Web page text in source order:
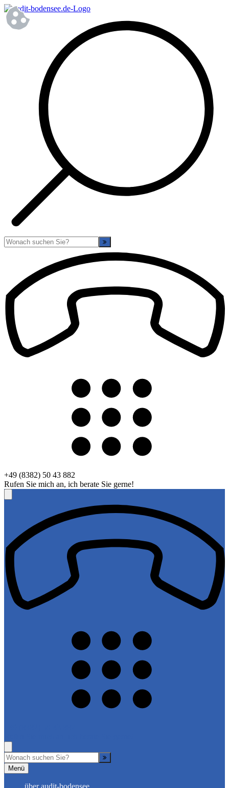
+49 (8382) 50 43 882
Rufen Sie mich an, ich berate Sie gerne!
Menü
über audit-bodensee